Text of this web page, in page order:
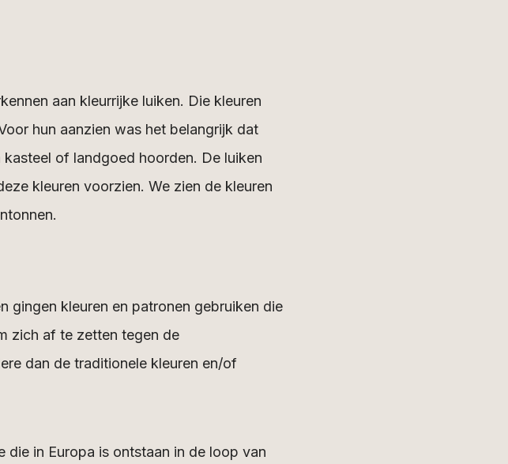
aan kleurrijke luiken. Die kleuren
hun aanzien was het belangrijk dat
of landgoed hoorden. De luiken
kleuren voorzien. We zien de kleuren
gingen kleuren en patronen gebruiken die
zich af te zetten tegen de
dan de traditionele kleuren en/of
in Europa is ontstaan in de loop van